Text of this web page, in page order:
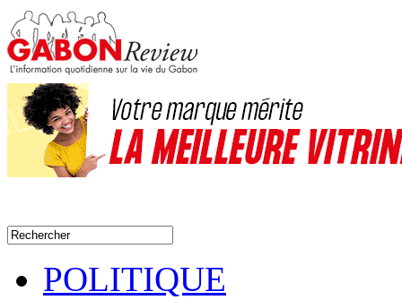
POLITIQUE